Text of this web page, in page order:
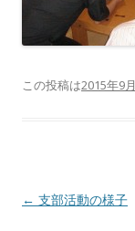
この投稿は2015年9
投
← 支部活動の様子